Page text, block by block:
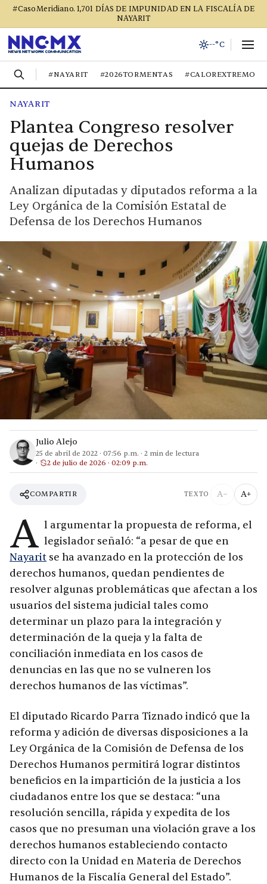
#CasoMeridiano. 1,701 DÍAS DE IMPUNIDAD EN LA FISCALÍA DE
NAYARIT
--°C
#NAYARIT #2026TORMENTAS #CALOREXTREMO
NAYARIT
Plantea Congreso resolver
quejas de Derechos
Humanos
Analizan diputadas y diputados reforma a la
Ley Orgánica de la Comisión Estatal de
Defensa de los Derechos Humanos
Julio Alejo
25 de abril de 2022 · 07:56 p.m. · 2 min de lectura
2 de julio de 2026 · 02:09 p.m.
COMPARTIR TEXTO A− A+
A l argumentar la propuesta de reforma, el
legislador señaló: “a pesar de que en
Nayaritse ha avanzado en la protección de los
derechos humanos, quedan pendientes de
resolver algunas problemáticas que afectan a los
usuarios del sistema judicial tales como
determinar un plazo para la integración y
determinación de la queja y la falta de
conciliación inmediata en los casos de
denuncias en las que no se vulneren los
derechos humanos de las víctimas”.
El diputado Ricardo Parra Tiznado indicó que la
reforma y adición de diversas disposiciones a la
Ley Orgánica de la Comisión de Defensa de los
Derechos Humanos permitirá lograr distintos
beneficios en la impartición de la justicia a los
ciudadanos entre los que se destaca: “una
resolución sencilla, rápida y expedita de los
casos que no presuman una violación grave a los
derechos humanos estableciendo contacto
directo con la Unidad en Materia de Derechos
Humanos de la Fiscalía General del Estado”.